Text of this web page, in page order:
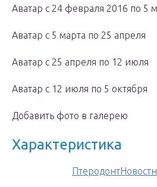
Аватар с 24 февраля 2016 по 5
Аватар с 5 марта по 25 апреля
Аватар с 25 апреля по 12 июля
Аватар с 12 июля по 5 октября
Добавить фото в галерею
Характеристика